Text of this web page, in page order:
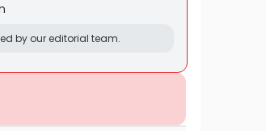
by our editorial team.